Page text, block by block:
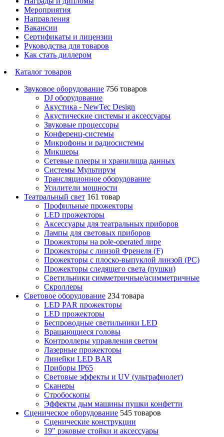
Мероприятия
Направления
Вакансии
Сертификаты и лицензии
Руководства для товаров
Как стать диллером
Каталог товаров
Звуковое оборудование 756 товаров
DJ оборудование
Акустика - NewTec Design
Акустические системы и аксессуары
Звуковые процессоры
Конференц-системы
Микрофоны и радиосистемы
Микшеры
Сетевые плееры и хранилища данных
Системы Мультирум
Трансляционное оборудование
Усилители мощности
Театральный свет 161 товар
Профильные прожекторы
LED прожекторы
Аксессуары для театральных приборов
Лампы для световых приборов
Прожекторы на pole-operated лире
Прожекторы с линзой Френеля (F)
Прожекторы с плоско-выпуклой линзой (PC)
Прожекторы следящего света (пушки)
Светильники симметричные/асимметричные
Скроллеры
Световое оборудование 234 товара
LED PAR прожекторы
LED прожекторы
Беспроводные светильники LED
Вращающиеся головы
Контроллеры управления светом
Лазерные прожекторы
Линейки LED BAR
Приборы IP65
Световые эффекты и UV (ультрафиолет)
Сканеры
Стробоскопы
Эффекты дым машины пушки конфетти
Сценическое оборудование 545 товаров
Сценические конструкции
19" рэковые стойки и аксесcуары